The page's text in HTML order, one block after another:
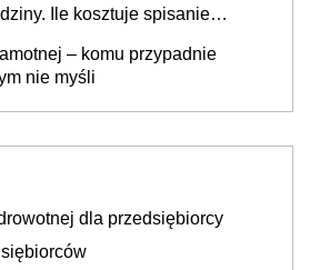
Ile kosztuje spisanie
– komu przypadnie
nie myśli
dla przedsiębiorcy